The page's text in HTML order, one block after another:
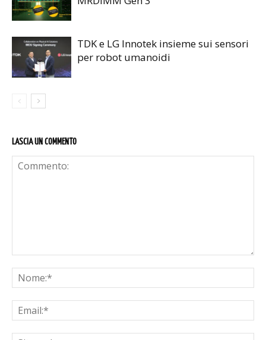
TDK e LG Innotek insieme sui sensori
per robot umanoidi
LASCIA UN COMMENTO